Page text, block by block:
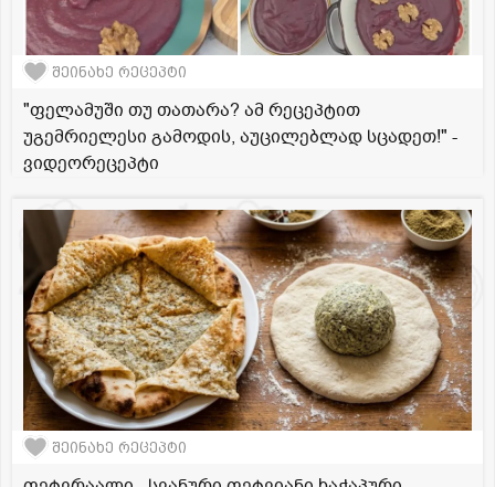
შეინახე რეცეპტი
"ფელამუში თუ თათარა? ამ რეცეპტით
უგემრიელესი გამოდის, აუცილებლად სცადეთ!" -
ვიდეორეცეპტი
შეინახე რეცეპტი